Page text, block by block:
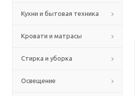
Кухни и бытовая техника
Кровати и матрасы
Стирка и уборка
Освещение